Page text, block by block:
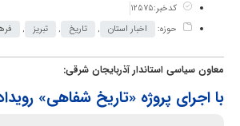
کدخبر:12575
حوزه:
اخبار استان , تاریخ , تبریز ,
معاون سیاسی استاندار آذربایجان شرقی:
با اجرای پروژه «تاریخ شفاهی»